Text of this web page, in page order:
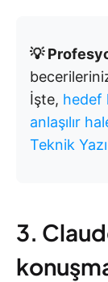
💡
İşte, hedef
anlaşılır
Teknik
3.